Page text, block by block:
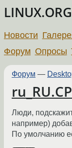
Новости
Форум Опросы
Форум —
Люди,
например)
По умолчанию